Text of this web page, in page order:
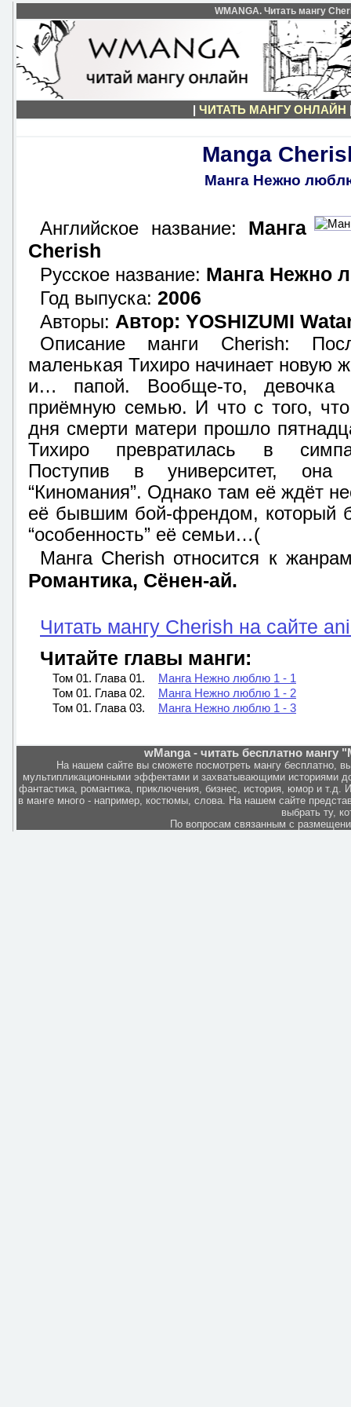
WMANGA. Читать мангу
| ЧИТАТЬ МАНГУ ОНЛАЙН
Manga
Манга Нежно
Английское название: Манга
Cherish
Русское название: Манга Нежно
Год выпуска: 2006
Авторы: Автор: YOSHIZUMI
Описание манги Cherish:
маленькая Тихиро начинает новую
и… папой. Вообще-то, девочка
приёмную семью. И что с того,
дня смерти матери прошло
Тихиро превратилась в
Поступив в университет,
“Киномания”. Однако там её ждёт
её бывшим бой-френдом, который
“особенность” её семьи…(
Манга Cherish относится к
Романтика, Сёнен-ай.
Читать мангу Cherish на сайте
Читайте главы манги:
Том 01. Глава 01.
Манга Нежно люблю 1 - 1
Том 01. Глава 02.
Манга Нежно люблю 1 - 2
Том 01. Глава 03.
Манга Нежно люблю 1 - 3
wManga - читать бесплатно
На нашем сайте вы сможете посмотреть мангу бесплатно,
мультипликационными эффектами и захватывающими историями
фантастика, романтика, приключения, бизнес, история, юмор и
в манге много - например, костюмы, слова. На нашем сайте
выбрать ту,
По вопросам связанным с